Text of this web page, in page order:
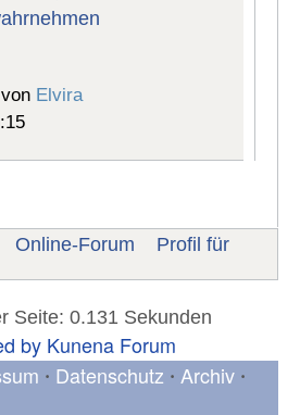
von Elvira
Online-Forum
Profil für
Seite: 0.131 Sekunden
by Kunena Forum
• Datenschutz • Archiv •